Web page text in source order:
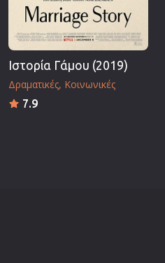
Ιστορία Γάμου (2019)
Δραματικές Κοινωνικές
7.9